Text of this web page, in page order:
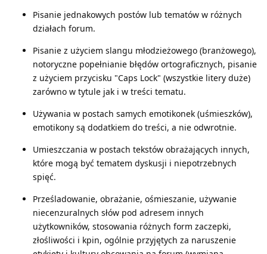
Pisanie jednakowych postów lub tematów w różnych
działach forum.
Pisanie z użyciem slangu młodzieżowego (branżowego),
notoryczne popełnianie błędów ortograficznych, pisanie
z użyciem przycisku "Caps Lock" (wszystkie litery duże)
zarówno w tytule jak i w treści tematu.
Używania w postach samych emotikonek (uśmieszków),
emotikony są dodatkiem do treści, a nie odwrotnie.
Umieszczania w postach tekstów obrażających innych,
które mogą być tematem dyskusji i niepotrzebnych
spięć.
Prześladowanie, obrażanie, ośmieszanie, używanie
niecenzuralnych słów pod adresem innych
użytkowników, stosowania różnych form zaczepki,
złośliwości i kpin, ogólnie przyjętych za naruszenie